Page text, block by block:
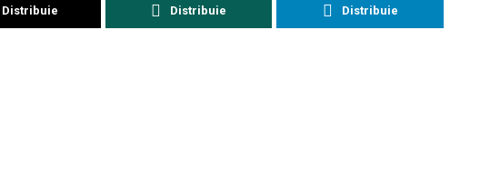
Distribuie Distribuie Distribuie